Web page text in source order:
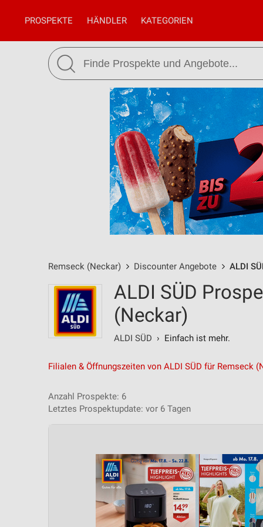
PROSPEKTE HÄNDLER KATEGORIEN
Remseck (Neckar) Discounter Angebote ALDI
ALDI SÜD
(Neckar)
ALDI SÜD › Einfach ist mehr.
Filialen & Öffnungszeiten von ALDI SÜD für Remseck
Anzahl Prospekte: 6
Letztes Prospektupdate: vor 6 Tagen